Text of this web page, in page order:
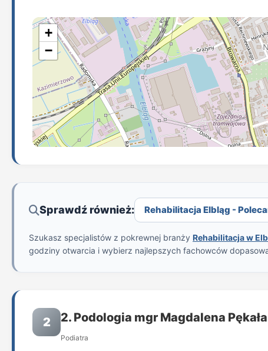
+
−
Sprawdź również: Rehabilitacja Elbląg -
Szukasz specjalistów z pokrewnej branży Rehabilitacja w
godziny otwarcia i wybierz najlepszych fachowców
2 2. Podologia mgr Magdalena Pękała
Podiatra